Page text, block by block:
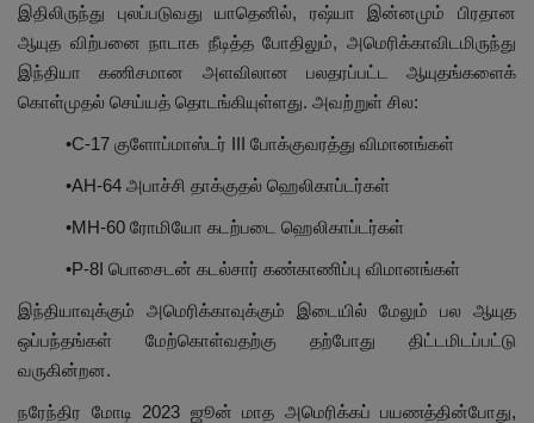
இதிலிருந்து புலப்படுவது யாதெனில், ரஷ்யா இன்னமும் பிரதான
ஆயுத விற்பனை நாடாக நீடித்த போதிலும், அமெரிக்காவிடமிருந்து
இந்தியா கணிசமான அளவிலான பலதரப்பட்ட ஆயுதங்களைக்
கொள்முதல் செய்யத் தொடங்கியுள்ளது. அவற்றுள் சில:
•C-17 குளோப்மாஸ்டர் III போக்குவரத்து விமானங்கள்
•AH-64 அபாச்சி தாக்குதல் ஹெலிகாப்டர்கள்
•MH-60 ரோமியோ கடற்படை ஹெலிகாப்டர்கள்
•P-8I பொசைடன் கடல்சார் கண்காணிப்பு விமானங்கள்
இந்தியாவுக்கும் அமெரிக்காவுக்கும் இடையில் மேலும் பல ஆயுத
ஒப்பந்தங்கள் மேற்கொள்வதற்கு தற்போது திட்டமிடப்பட்டு
வருகின்றன.
நரேந்திர மோடி 2023 ஜூன் மாத அமெரிக்கப் பயணத்தின்போது,